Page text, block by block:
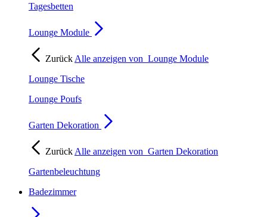
Tagesbetten
Lounge Module
Zurück Alle anzeigen von Lounge Module
Lounge Tische
Lounge Poufs
Garten Dekoration
Zurück Alle anzeigen von Garten Dekoration
Gartenbeleuchtung
Badezimmer